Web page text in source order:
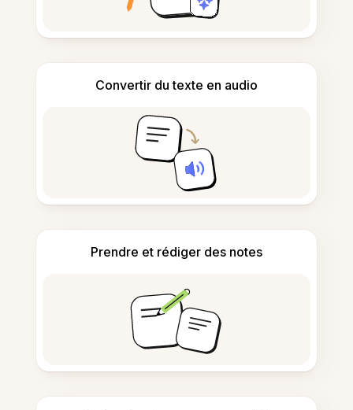
Convertir du texte en audio
Prendre et rédiger des notes